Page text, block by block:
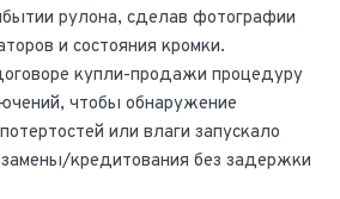
рулона, сделав фотографии
и состояния кромки.
купли-продажи процедуру
чтобы обнаружение
или влаги запускало
замены/кредитования без задержки